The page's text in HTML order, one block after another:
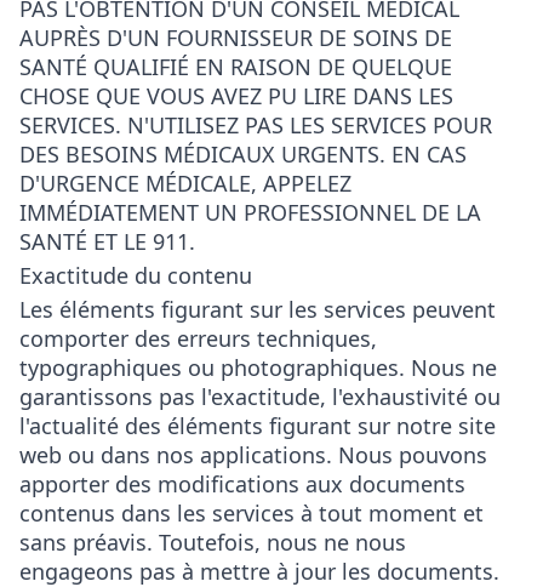
PAS L'OBTENTION D'UN CONSEIL MÉDICAL
AUPRÈS D'UN FOURNISSEUR DE SOINS DE
SANTÉ QUALIFIÉ EN RAISON DE QUELQUE
CHOSE QUE VOUS AVEZ PU LIRE DANS LES
SERVICES. N'UTILISEZ PAS LES SERVICES POUR
DES BESOINS MÉDICAUX URGENTS. EN CAS
D'URGENCE MÉDICALE, APPELEZ
IMMÉDIATEMENT UN PROFESSIONNEL DE LA
SANTÉ ET LE 911.
Exactitude du contenu
Les éléments figurant sur les services peuvent
comporter des erreurs techniques,
typographiques ou photographiques. Nous ne
garantissons pas l'exactitude, l'exhaustivité ou
l'actualité des éléments figurant sur notre site
web ou dans nos applications. Nous pouvons
apporter des modifications aux documents
contenus dans les services à tout moment et
sans préavis. Toutefois, nous ne nous
engageons pas à mettre à jour les documents.